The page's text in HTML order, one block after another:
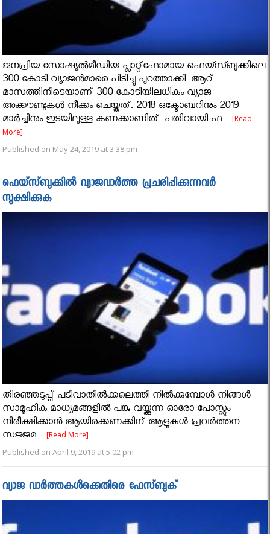
ജനപ്രിയ സോഷ്യൽമീഡിയ പ്ലാറ്റ്ഫോമായ ഫെയ്സ്ബുക്കിലെ
300 കോടി വ്യാജൻമാരെ പിടിച്ചു പുറത്താക്കി. ആറ്
മാസത്തിനിടെയാണ് 300 കോടിയിലധികം വ്യാജ
അക്കൗണ്ടുകൾ നീക്കം ചെയ്തത്. 2018 ഒക്ടോബറിനും 2019
മാർച്ചിനും ഇടയിലുള്ള കണക്കാണിത്. പതിവായി ഫ...[Read
More]
Published on May 24, 2019 at 3:38 pm
ഫെയ്‌സ്ബുക്കില്‍ വ്യാജവാര്‍ത്ത പ്രചരിപ്പിക്കുന്നവര്‍
സൂക്ഷിക്കുക
തിരഞ്ഞടുപ്പ് പടിവാതില്‍ക്കലെത്തി നില്‍ക്കുമ്പോള്‍ നിങ്ങള്‍
സാമൂഹിക മാധ്യമങ്ങളില്‍ പങ്കു വയ്ക്കുന്ന ഓരോ പോസ്റ്റും
നിരീക്ഷിക്കാന്‍ ആയിരക്കണക്കിന് ആളുകള്‍ പ്രവര്‍ത്തന
സജ്ജമ...[Read More]
Published on April 9, 2019 at 5:02 pm
വ്യാജ വാർത്തകൾക്കെതിരെ ഫേസ്ബുക്